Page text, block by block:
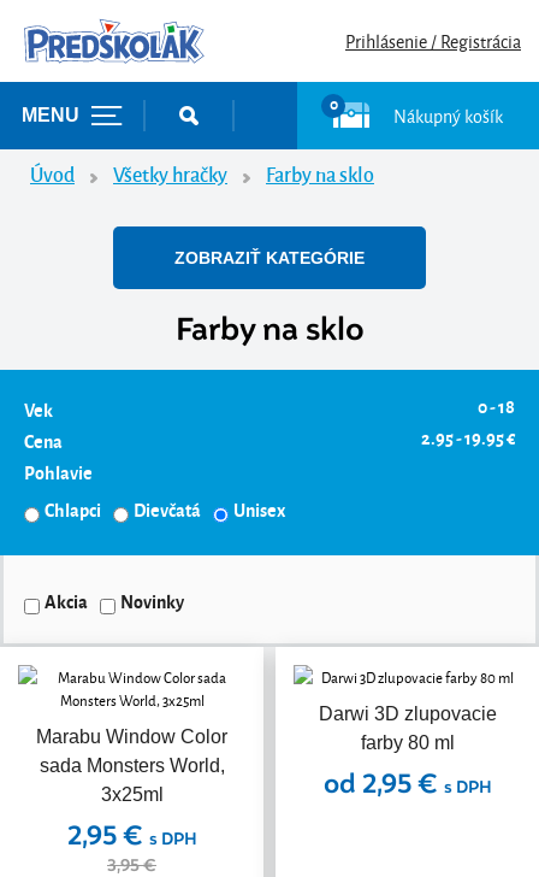
Prihlásenie / Registrácia
MENU
0 Nákupný košík
Úvod Všetky hračky Farby na sklo
ZOBRAZIŤ KATEGÓRIE
Farby na sklo
Vek
0 - 18
Cena
2.95 - 19.95 €
Pohlavie
Chlapci
Dievčatá Unisex
Akcia Novinky
Marabu Window Color
sada Monsters World,
3x25ml
2,95 € s DPH
3,95 €
Darwi 3D zlupovacie
farby 80 ml
od 2,95 € s DPH